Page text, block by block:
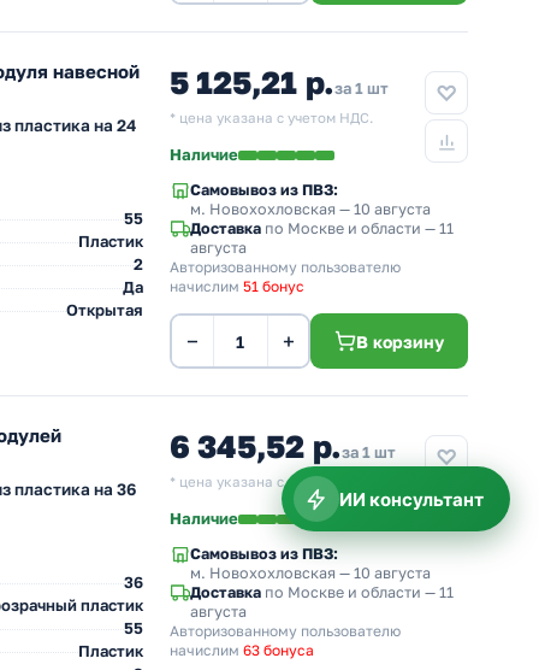
навесной
пластика на 24
55
Пластик
2
Да
Открытая
5 125,21 р.за 1 шт
* цена указана с учетом НДС.
Наличие
Самовывоз из ПВЗ:
м. Новохохловская — 10 августа
Доставка по Москве и области — 11
августа
Авторизованному пользователю
начислим 51 бонус
− + В корзину
пластика на 36
36
пластик
55
Пластик
6 345,52 р.за 1 шт
* цена указана с учетом НДС.
Наличие
Самовывоз из ПВЗ:
м. Новохохловская — 10 августа
Доставка по Москве и области — 11
августа
Авторизованному пользователю
начислим 63 бонуса
ИИ консультант